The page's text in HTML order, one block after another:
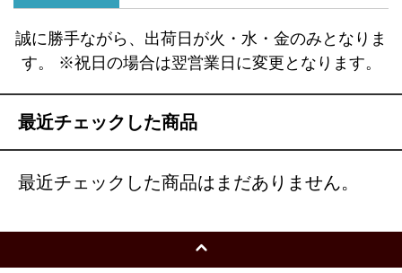
誠に勝手ながら、出荷日が火・水・金のみとなりま
す。 ※祝日の場合は翌営業日に変更となります。
最近チェックした商品
最近チェックした商品はまだありません。